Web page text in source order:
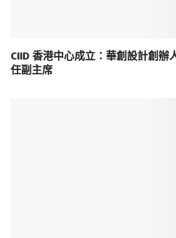
CIID 香港中心成立：華創設計創
任副主席